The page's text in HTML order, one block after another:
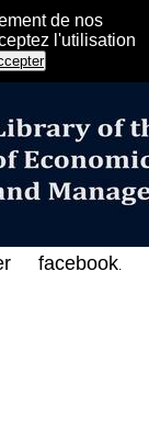
de nos
l'utilisation
الإلكتروني
facebook.